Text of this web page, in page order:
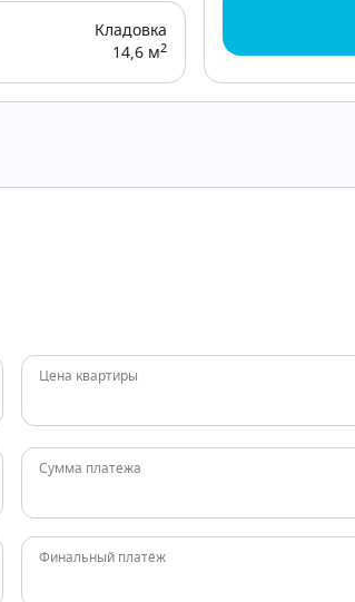
Кладовка
14,6 м2
Цена квартиры
Сумма платежа
Финальный платёж